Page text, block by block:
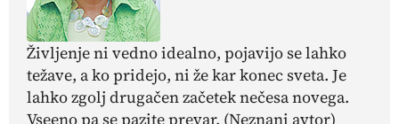
Življenje ni vedno idealno, pojavijo se lahko
težave, a ko pridejo, ni že kar konec sveta. Je
lahko zgolj drugačen začetek nečesa novega.
Vseeno pa se pazite prevar. (Neznani avtor)